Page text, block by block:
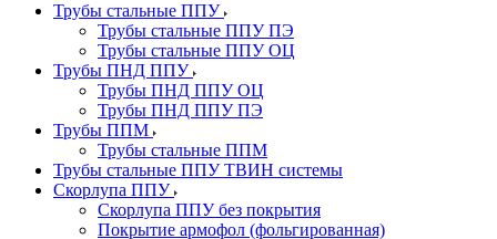
Трубы стальные ППУ
Трубы стальные ППУ ПЭ
Трубы стальные ППУ ОЦ
Трубы ПНД ППУ
Трубы ПНД ППУ ОЦ
Трубы ПНД ППУ ПЭ
Трубы ППМ
Трубы стальные ППМ
Трубы стальные ППУ ТВИН системы
Скорлупа ППУ
Скорлупа ППУ без покрытия
Покрытие армофол (фольгированная)